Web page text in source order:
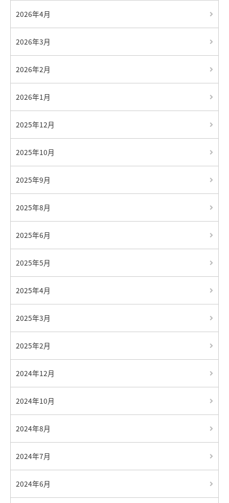
2026年4月
2026年3月
2026年2月
2026年1月
2025年12月
2025年10月
2025年9月
2025年8月
2025年6月
2025年5月
2025年4月
2025年3月
2025年2月
2024年12月
2024年10月
2024年8月
2024年7月
2024年6月